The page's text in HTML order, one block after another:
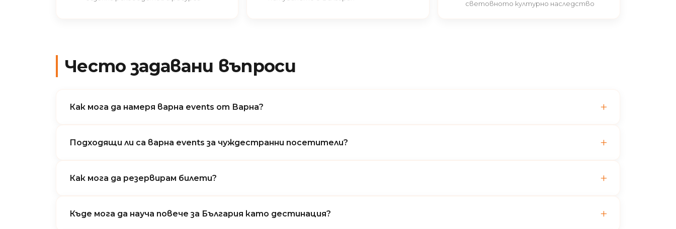
световното културно наследство
Често задавани въпроси
Как мога да намеря варна events от Варна?
Подходящи ли са варна events за чуждестранни посетители?
Как мога да резервирам билети?
Къде мога да науча повече за България като дестинация?